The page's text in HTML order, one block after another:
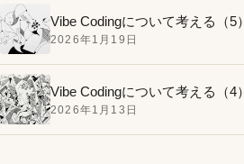
Vibe Codingについて考える（5）
2026年1月19日
Vibe Codingについて考える（4）
2026年1月13日